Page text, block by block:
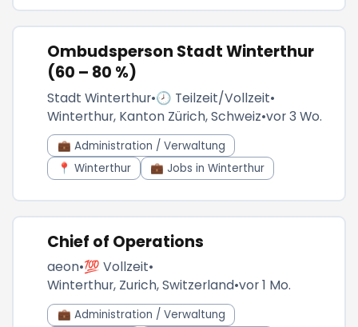
Ombudsperson Stadt Winterthur
(60 – 80 %)
Stadt Winterthur•🕗 Teilzeit/Vollzeit•
Winterthur, Kanton Zürich, Schweiz•vor 3 Wo.
💼 Administration / Verwaltung
📍 Winterthur
💼 Jobs in Winterthur
Chief of Operations
aeon•💯 Vollzeit•
Winterthur, Zurich, Switzerland•vor 1 Mo.
💼 Administration / Verwaltung